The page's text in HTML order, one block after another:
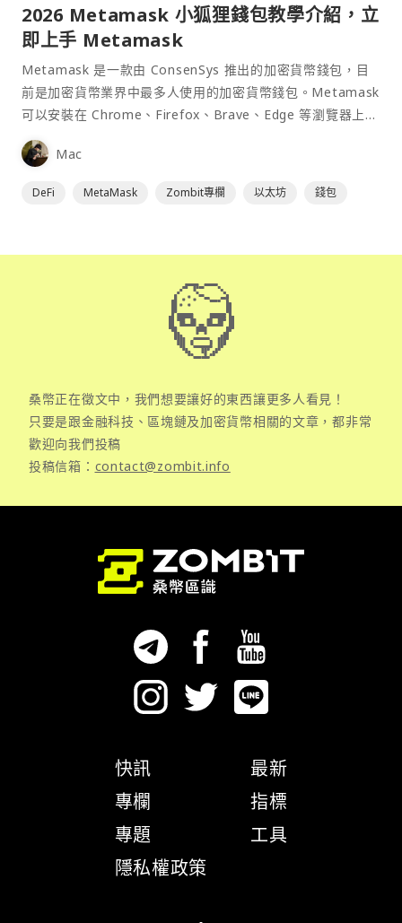
2026 Metamask 小狐狸錢包教學介紹，立
即上手 Metamask
Metamask 是一款由 ConsenSys 推出的加密貨幣錢包，目
前是加密貨幣業界中最多人使用的加密貨幣錢包。Metamask
可以安裝在 Chrome、Firefox、Brave、Edge 等瀏覽器上作
為插件使用，具備許多功能且使用上非常方便。
Mac
DeFi MetaMask Zombit專欄 以太坊 錢包
桑幣正在徵文中，我們想要讓好的東西讓更多人看見！
只要是跟金融科技、區塊鏈及加密貨幣相關的文章，都非常
歡迎向我們投稿
投稿信箱： contact@zombit.info
快訊
專欄
專題
隱私權政策
最新
指標
工具